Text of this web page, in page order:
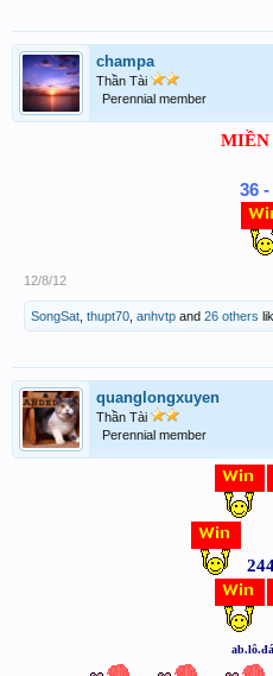
champa
Thần Tài
Perennial member
MIỀN
36 -
12/8/12
SongSat thupt70 anhvtp and 26 others
quanglongxuyen
Thần Tài
Perennial member